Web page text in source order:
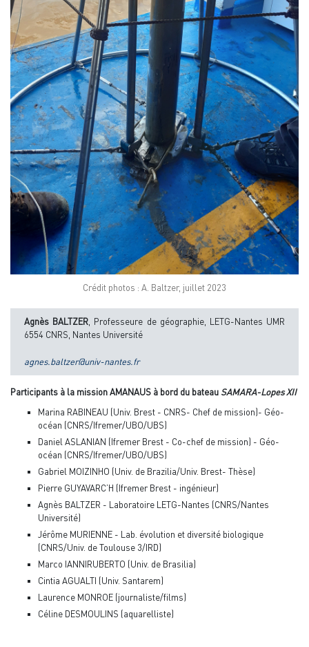
Crédit photos : A. Baltzer, juillet 2023
Agnès BALTZER, Professeure de géographie, LETG-Nantes UMR
6554 CNRS, Nantes Université
agnes.baltzer@univ-nantes.fr
Participants à la mission AMANAUS à bord du bateau SAMARA-Lopes XII
Marina RABINEAU (Univ. Brest - CNRS- Chef de mission)- Géo-
océan (CNRS/Ifremer/UBO/UBS)
Daniel ASLANIAN (Ifremer Brest - Co-chef de mission) - Géo-
océan (CNRS/Ifremer/UBO/UBS)
Gabriel MOIZINHO (Univ. de Brazilia/Univ. Brest- Thèse)
Pierre GUYAVARC’H (Ifremer Brest - ingénieur)
Agnès BALTZER - Laboratoire LETG-Nantes (CNRS/Nantes
Université)
Jérôme MURIENNE - Lab. évolution et diversité biologique
(CNRS/Univ. de Toulouse 3/IRD)
Marco IANNIRUBERTO (Univ. de Brasilia)
Cintia AGUALTI (Univ. Santarem)
Laurence MONROE (journaliste/films)
Céline DESMOULINS (aquarelliste)